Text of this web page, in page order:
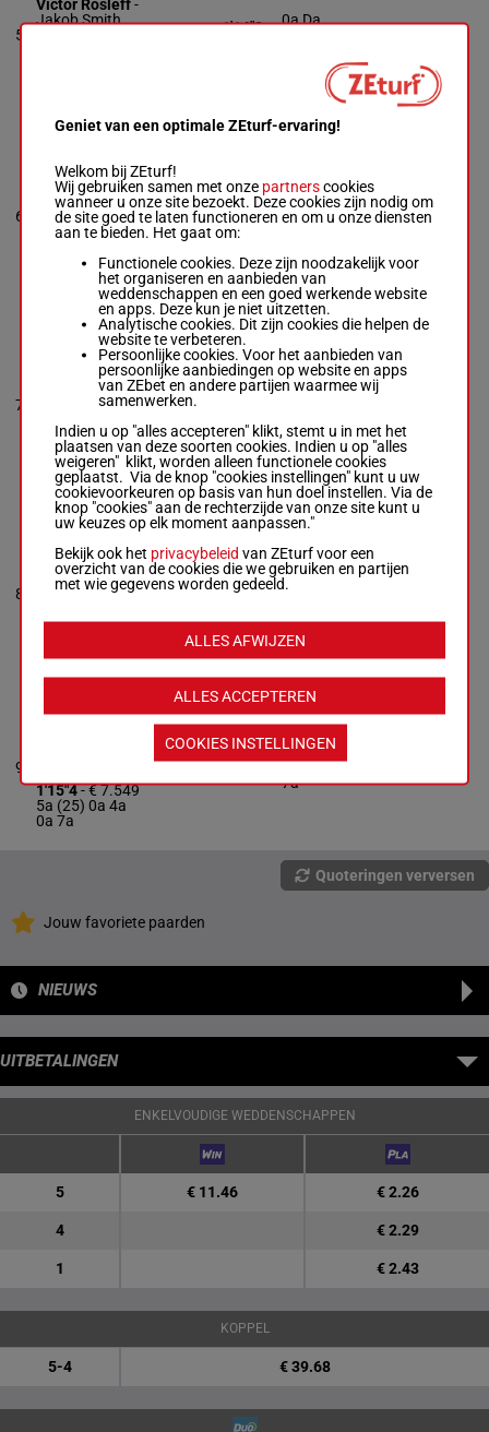
5
Victor Rosleff-
Jakob Smith
1'14"0
0a Da
6
Carl Johan
Jepson-
Stefan P
Pettersson
R/5 - 2140m-
8a 4a 5a (25)
R/52140m1'14"3
€ 9.948
8a 4a 5a
(25) Da
7
SCOTT
Oscarsson-
R/7 - 2140m-
1'13"7- € 9.332
(25) 0a 6a 2a
0a 6a
R/7 2140m
1'13"7
(25) 0a
8
KIND OF
PENNY
Stefan
Persson-Ann
Ekblom
1'14"5- € 7.217
7a 4a
M/52140m1'14"5
0a 5a
(25) 0a
9
RANGS HäLL
1'15"4- € 7.549
5a (25) 0a 4a
0a 7a
R/42140m1'15"4
5a (25)
0a 4a 0a
7a
Quoteringen verversen
Jouw favoriete paarden
NIEUWS
UITBETALINGEN
ENKELVOUDIGE WEDDENSCHAPPEN
5 € 11.46 € 2.26
4 € 2.29
1 € 2.43
KOPPEL
5-4 € 39.68
Geniet van een optimale ZEturf-ervaring!
Welkom bij ZEturf!
Wij gebruiken samen met onze partnerscookies
wanneer u onze site bezoekt. Deze cookies zijn nodig om
de site goed te laten functioneren en om u onze diensten
aan te bieden. Het gaat om:
Functionele cookies. Deze zijn noodzakelijk voor
het organiseren en aanbieden van
weddenschappen en een goed werkende website
en apps. Deze kun je niet uitzetten.
Analytische cookies. Dit zijn cookies die helpen de
website te verbeteren.
Persoonlijke cookies. Voor het aanbieden van
persoonlijke aanbiedingen op website en apps
van ZEbet en andere partijen waarmee wij
samenwerken.
Indien u op "alles accepteren" klikt, stemt u in met het
plaatsen van deze soorten cookies. Indien u op "alles
weigeren" klikt, worden alleen functionele cookies
geplaatst. Via de knop "cookies instellingen" kunt u uw
cookievoorkeuren op basis van hun doel instellen. Via de
knop "cookies" aan de rechterzijde van onze site kunt u
uw keuzes op elk moment aanpassen."
Bekijk ook het privacybeleid van ZEturf voor een
overzicht van de cookies die we gebruiken en partijen
met wie gegevens worden gedeeld.
ALLES ACCEPTEREN
ALLES AFWIJZEN
COOKIES INSTELLINGEN